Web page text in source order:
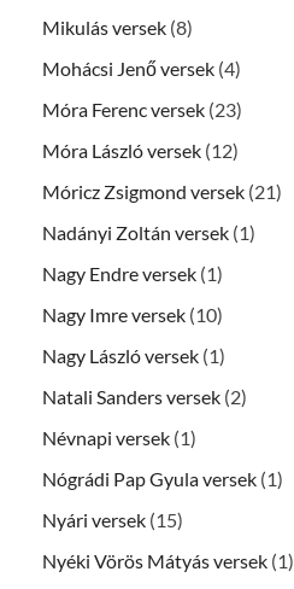
Mikulás versek (8)
Mohácsi Jenő versek (4)
Móra Ferenc versek (23)
Móra László versek (12)
Móricz Zsigmond versek (21)
Nadányi Zoltán versek (1)
Nagy Endre versek (1)
Nagy Imre versek (10)
Nagy László versek (1)
Natali Sanders versek (2)
Névnapi versek (1)
Nógrádi Pap Gyula versek (1)
Nyári versek (15)
Nyéki Vörös Mátyás versek (1)